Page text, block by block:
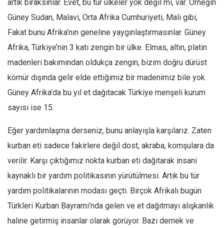
artık bıraksınlar. Evet, bu tür ülkeler yok değil mi, var. Örneğin
Güney Sudan, Malavi, Orta Afrika Cumhuriyeti, Mali gibi,
Fakat bunu Afrika’nın geneline yaygınlaştırmasınlar. Güney
Afrika, Türkiye’nin 3 katı zengin bir ülke. Elmas, altın, platin
madenleri bakımından oldukça zengin, bizim doğru dürüst
kömür dışında gelir elde ettiğimiz bir madenimiz bile yok.
Güney Afrika’da bu yıl et dağıtacak Türkiye menşeli kurum
sayısı ise 15.
Eğer yardımlaşma derseniz, bunu anlayışla karşılarız. Zaten
kurban eti sadece fakirlere değil dost, akraba, komşulara da
verilir. Karşı çıktığımız nokta kurban eti dağıtarak insani
kaynaklı bir yardım politikasının yürütülmesi. Artık bu tür
yardım politikalarının modası geçti. Birçok Afrikalı bugün
Türkleri Kurban Bayramı’nda gelen ve et dağıtmayı alışkanlık
haline getirmiş insanlar olarak görüyor. Bazı dernek ve